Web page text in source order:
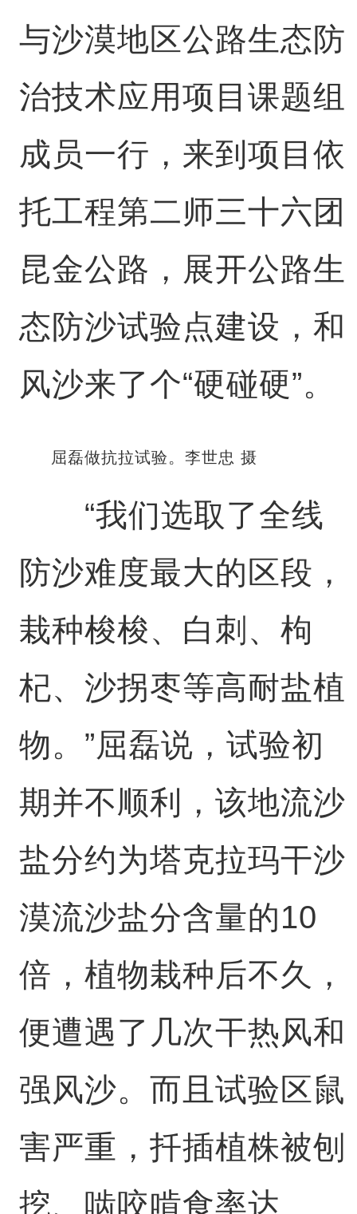
与沙漠地区公路生态防
治技术应用项目课题组
成员一行，来到项目依
托工程第二师三十六团
昆金公路，展开公路生
态防沙试验点建设，和
风沙来了个“硬碰硬”。
屈磊做抗拉试验。李世忠 摄
“我们选取了全线
防沙难度最大的区段，
栽种梭梭、白刺、枸
杞、沙拐枣等高耐盐植
物。”屈磊说，试验初
期并不顺利，该地流沙
盐分约为塔克拉玛干沙
漠流沙盐分含量的10
倍，植物栽种后不久，
便遭遇了几次干热风和
强风沙。而且试验区鼠
害严重，扦插植株被刨
挖、啮咬啃食率达